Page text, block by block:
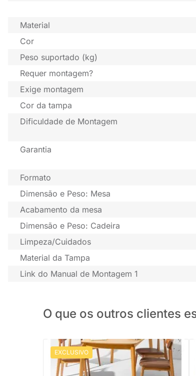
Material
Cor
Peso suportado (kg)
Requer montagem?
Exige montagem
Cor da tampa
Dificuldade de Montagem
Garantia
Formato
Dimensão e Peso: Mesa
Acabamento da mesa
Dimensão e Peso: Cadeira
Limpeza/Cuidados
Material da Tampa
Link do Manual de Montagem 1
O que os outros clientes
EXCLUSIVO
Conjunto Mesa de Jantar Lalá Retangular
Carvalho Americano - 1,80mx1,00m + 4